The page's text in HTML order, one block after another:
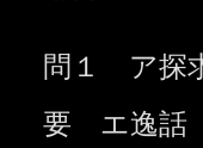
問１ ア探
要 エ逸話